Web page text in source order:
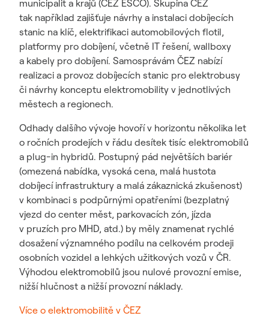
municipalit a krajů (ČEZ ESCO). Skupina ČEZ
tak například zajišťuje návrhy a instalaci dobíjecích
stanic na klíč, elektrifikaci automobilových flotil,
platformy pro dobíjení, včetně IT řešení, wallboxy
a kabely pro dobíjení. Samosprávám ČEZ nabízí
realizaci a provoz dobíjecích stanic pro elektrobusy
či návrhy konceptu elektromobility v jednotlivých
městech a regionech.
Odhady dalšího vývoje hovoří v horizontu několika let
o ročních prodejích v řádu desítek tisíc elektromobilů
a plug-in hybridů. Postupný pád největších bariér
(omezená nabídka, vysoká cena, malá hustota
dobíjecí infrastruktury a malá zákaznická zkušenost)
v kombinaci s podpůrnými opatřeními (bezplatný
vjezd do center měst, parkovacích zón, jízda
v pruzích pro MHD, atd.) by měly znamenat rychlé
dosažení významného podílu na celkovém prodeji
osobních vozidel a lehkých užitkových vozů v ČR.
Výhodou elektromobilů jsou nulové provozní emise,
nižší hlučnost a nižší provozní náklady.
Více o elektromobilitě v ČEZ